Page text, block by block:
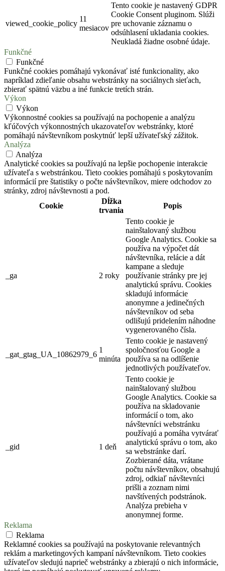
viewed_cookie_policy
11
mesiacov
Tento cookie je nastavený GDPR
Cookie Consent pluginom. Slúži
pre uchovanie záznamu o
odsúhlasení ukladania cookies.
Neukladá žiadne osobné údaje.
Funkčné
Funkčné
Funkčné cookies pomáhajú vykonávať isté funkcionality, ako
napríklad zdieľanie obsahu webstránky na sociálnych sieťach,
zbierať spätnú väzbu a iné funkcie tretích strán.
Výkon
Výkon
Výkonnostné cookies sa používajú na pochopenie a analýzu
kľúčových výkonnostných ukazovateľov webstránky, ktoré
pomáhajú návštevníkom poskytnúť lepší užívateľský zážitok.
Analýza
Analýza
Analytické cookies sa používajú na lepšie pochopenie interakcie
užívateľa s webstránkou. Tieto cookies pomáhajú s poskytovaním
informácií pre štatistiky o počte návštevníkov, miere odchodov zo
stránky, zdroj návštevnosti a pod.
Cookie
Dĺžka
trvania
Popis
_ga 2 roky
Tento cookie je
nainštalovaný službou
Google Analytics. Cookie sa
používa na výpočet dát
návštevníka, relácie a dát
kampane a sleduje
používanie stránky pre jej
analytickú správu. Cookies
skladujú informácie
anonymne a jedinečných
návštevníkov od seba
odlišujú pridelením náhodne
vygenerovaného čísla.
_gat_gtag_UA_10862979_6
1
minúta
Tento cookie je nastavený
spoločnosťou Google a
používa sa na odlíšenie
jednotlivých používateľov.
_gid 1 deň
Tento cookie je
nainštalovaný službou
Google Analytics. Cookie sa
používa na skladovanie
informácií o tom, ako
návštevníci webstránku
používajú a pomáha vytvárať
analytickú správu o tom, ako
sa webstránke darí.
Zozbierané dáta, vrátane
počtu návštevníkov, obsahujú
zdroj, odkiaľ návštevníci
prišli a zoznam nimi
navštívených podstránok.
Analýza prebieha v
anonymnej forme.
Reklama
Reklama
Reklamné cookies sa používajú na poskytovanie relevantných
reklám a marketingových kampaní návštevníkom. Tieto cookies
užívateľov sledujú naprieč webstránky a zbierajú o nich informácie,